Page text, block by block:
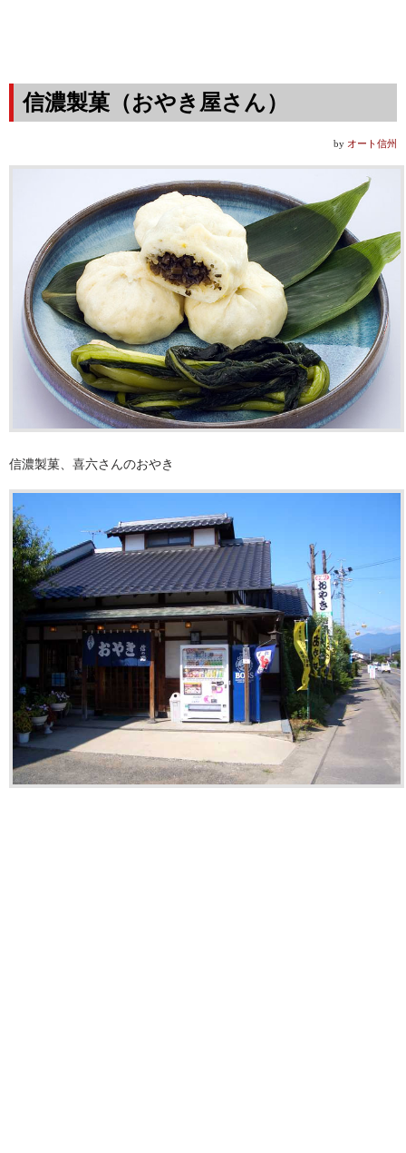
信濃製菓（おやき屋さん）
by オート信州
信濃製菓、喜六さんのおやき